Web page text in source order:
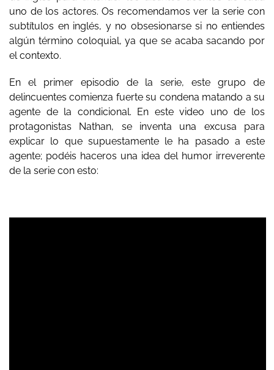
uno de los actores. Os recomendamos ver la serie con
subtítulos en inglés, y no obsesionarse si no entiendes
algún término coloquial, ya que se acaba sacando por
el contexto.
En el primer episodio de la serie, este grupo de
delincuentes comienza fuerte su condena matando a su
agente de la condicional. En este video uno de los
protagonistas Nathan, se inventa una excusa para
explicar lo que supuestamente le ha pasado a este
agente; podéis haceros una idea del humor irreverente
de la serie con esto: